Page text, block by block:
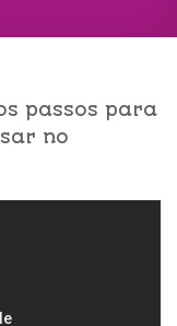
passos para
no